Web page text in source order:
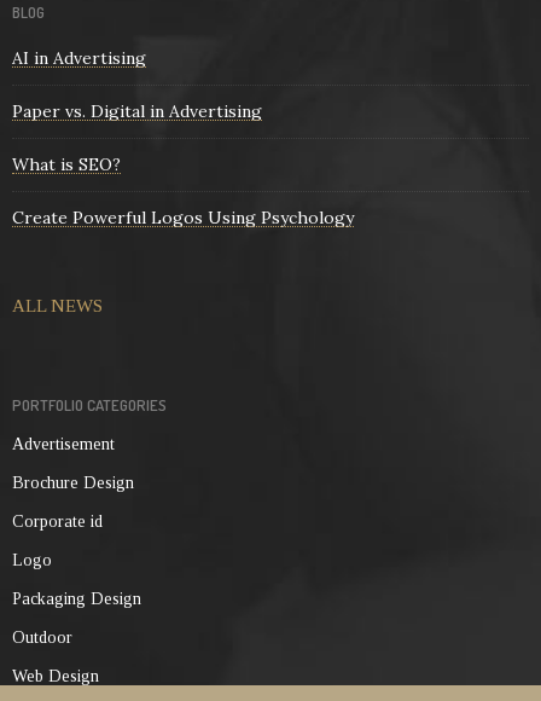
BLOG
AI in Advertising
Paper vs. Digital in Advertising
What is SEO?
Create Powerful Logos Using Psychology
ALL NEWS
PORTFOLIO CATEGORIES
Advertisement
Brochure Design
Corporate id
Logo
Packaging Design
Outdoor
Web Design